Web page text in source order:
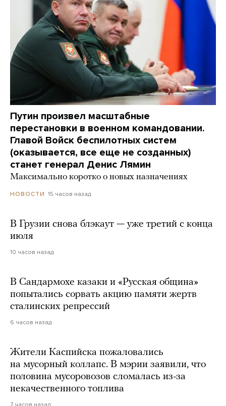
Путин произвел масштабные
перестановки в военном командовании.
Главой Войск беспилотных систем
(оказывается, все еще не созданных)
станет генерал Денис Лямин
Максимально коротко о новых назначениях
НОВОСТИ 15 часов назад
В Грузии снова блэкаут — уже третий с конца
июля
10 часов назад
В Сандармохе казаки и «Русская община»
попытались сорвать акцию памяти жертв
сталинских репрессий
6 часов назад
Жители Каспийска пожаловались
на мусорный коллапс. В мэрии заявили, что
половина мусоровозов сломалась из-за
некачественного топлива
7 часов назад